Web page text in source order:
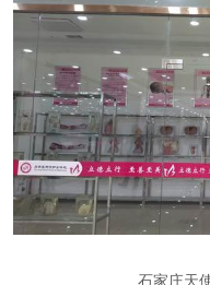
石家庄天